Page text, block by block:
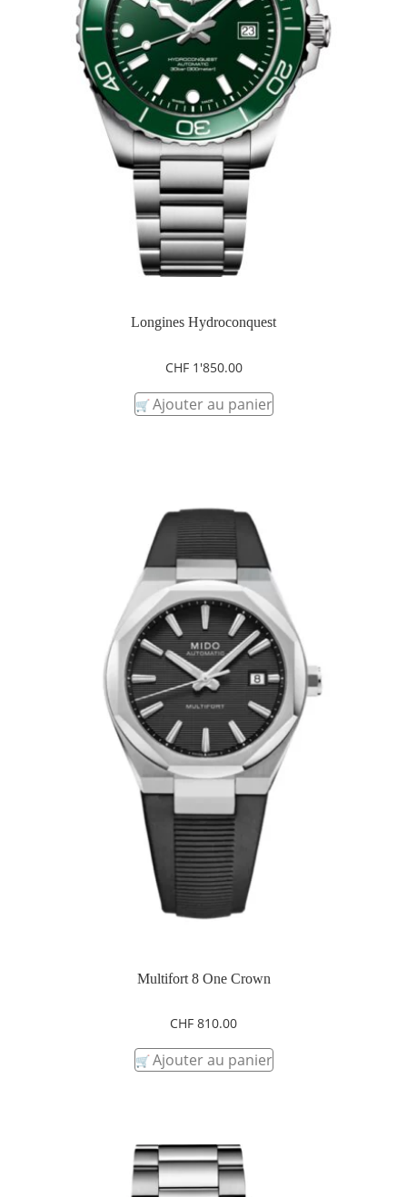
Longines Hydroconquest
CHF1'850.00
Ajouter au panier
Multifort 8 One Crown
CHF 810.00
Ajouter au panier